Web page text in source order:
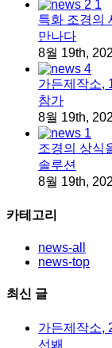
특화 조경의
만나다
8월 19th,
가든제작소,
참가
8월 19th,
조경의 상식
솔루션
8월 19th,
카테고리
news-all
news-top
최신 글
가든제작소,
선봬